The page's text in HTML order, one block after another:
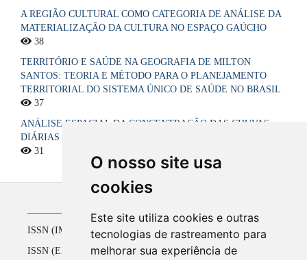
O nosso site usa
cookies
Este site utiliza cookies e outras
tecnologias de rastreamento para
melhorar sua experiência de
A REGIÃO CULTURAL COMO CATEGORIA DE ANÁLISE DA
MATERIALIZAÇÃO DA CULTURA NO ESPAÇO GAÚCHO
38
TERRITÓRIO E SAÚDE NA GEOGRAFIA DE MILTON
SANTOS: TEORIA E MÉTODO PARA O PLANEJAMENTO
TERRITORIAL DO SISTEMA ÚNICO DE SAÚDE NO BRASIL
37
ANÁLISE ESPACIAL DA CONCENTRAÇÃO DAS CHUVAS
DIÁRIAS NO ESTADO DA PARAÍBA, BRASIL
31
ISSN (IMPRESSO) 1516-4136 até 2008
ISSN (ELETRÔNICO) 2177-2738 a partir de 2009